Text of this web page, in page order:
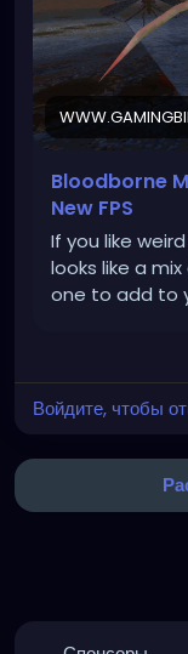
Bloodborne
New FPS
If you like
looks like a
one to add to
Войдите, чтобы